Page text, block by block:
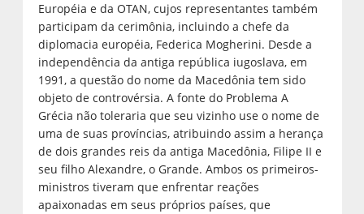
Européia e da OTAN, cujos representantes também
participam da cerimônia, incluindo a chefe da
diplomacia européia, Federica Mogherini. Desde a
independência da antiga república iugoslava, em
1991, a questão do nome da Macedônia tem sido
objeto de controvérsia. A fonte do Problema A
Grécia não toleraria que seu vizinho use o nome de
uma de suas províncias, atribuindo assim a herança
de dois grandes reis da antiga Macedônia, Filipe II e
seu filho Alexandre, o Grande. Ambos os primeiros-
ministros tiveram que enfrentar reações
apaixonadas em seus próprios países, que